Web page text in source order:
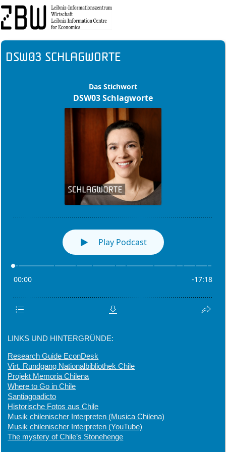
DSW03 Schlagworte
LINKS UND HINTERGRÜNDE:
Research Guide EconDesk
Virt. Rundgang Nationalbibliothek Chile
Projekt Memoria Chilena
Where to Go in Chile
Santiagoadicto
Historische Fotos aus Chile
Musik chilenischer Interpreten (Musica Chilena)
Musik chilenischer Interpreten (YouTube)
The mystery of Chile’s Stonehenge